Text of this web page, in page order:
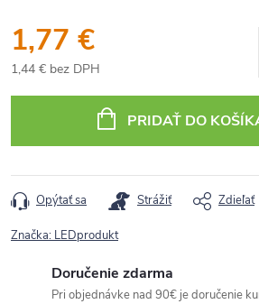
1,77 €
1,44 € bez DPH
cena:
PRIDAŤ DO
Opýtať sa Strážiť Zdieľať
Značka: LEDprodukt
Doručenie zdarma
Pri objednávke nad 90€ je doručenie